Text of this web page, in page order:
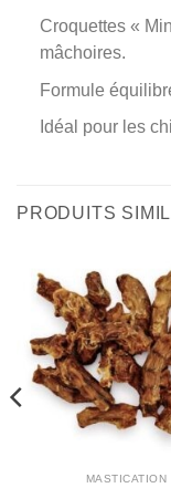
Croquettes «
mâchoires.
Formule
Idéal pour les
PRODUITS
MASTICATION